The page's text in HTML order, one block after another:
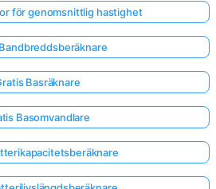
för genomsnittlig hastighet
Basräknare
Basomvandlare